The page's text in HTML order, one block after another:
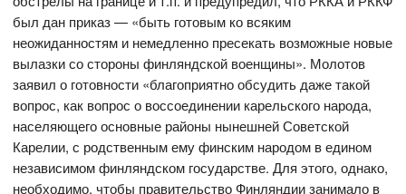
был дан приказ — «быть готовым ко всяким
неожиданностям и немедленно пресекать возможные новые
вылазки со стороны финляндской военщины». Молотов
заявил о готовности «благоприятно обсудить даже такой
вопрос, как вопрос о воссоединении карельского народа,
населяющего основные районы нынешней Советской
Карелии, с родственным ему финским народом в едином
независимом финляндском государстве. Для этого, однако,
необходимо, чтобы правительство Финляндии занимало в